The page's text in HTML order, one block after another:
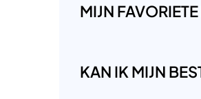
MIJN
KAN IK MIJN